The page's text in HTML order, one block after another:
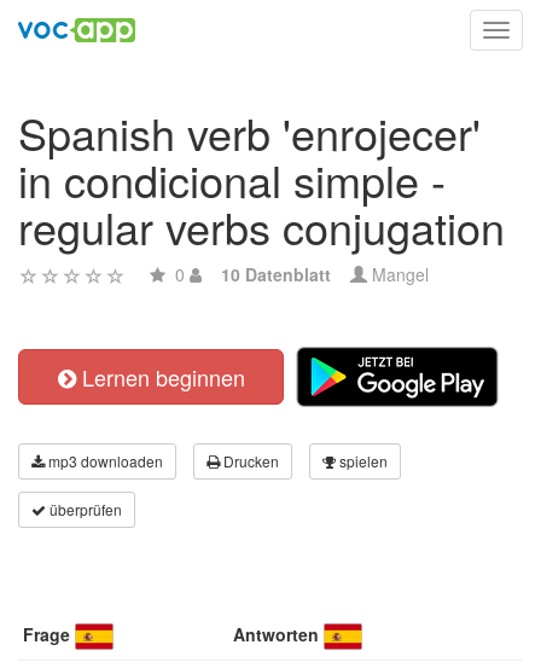
Spanish verb 'enrojecer'
in condicional simple -
regular verbs conjugation
0 10 Datenblatt Mangel
Lernen beginnen
mp3 downloaden Drucken spielen
überprüfen
Frage Antworten